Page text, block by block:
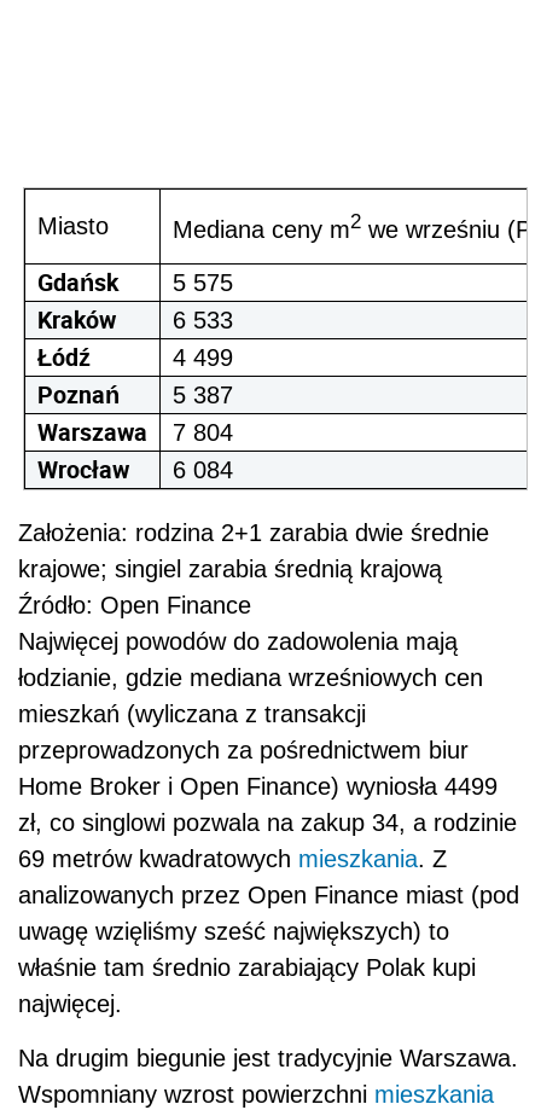
Miasto Mediana ceny m2we wrześniu
Gdańsk 5 575
Kraków 6 533
Łódź 4 499
Poznań 5 387
Warszawa 7 804
Wrocław 6 084
Założenia: rodzina 2+1 zarabia dwie średnie
krajowe; singiel zarabia średnią krajową
Źródło: Open Finance
Najwięcej powodów do zadowolenia mają
łodzianie, gdzie mediana wrześniowych cen
mieszkań (wyliczana z transakcji
przeprowadzonych za pośrednictwem biur
Home Broker i Open Finance) wyniosła 4499
zł, co singlowi pozwala na zakup 34, a rodzinie
69 metrów kwadratowych mieszkania. Z
analizowanych przez Open Finance miast (pod
uwagę wzięliśmy sześć największych) to
właśnie tam średnio zarabiający Polak kupi
najwięcej.
Na drugim biegunie jest tradycyjnie Warszawa.
Wspomniany wzrost powierzchni mieszkania